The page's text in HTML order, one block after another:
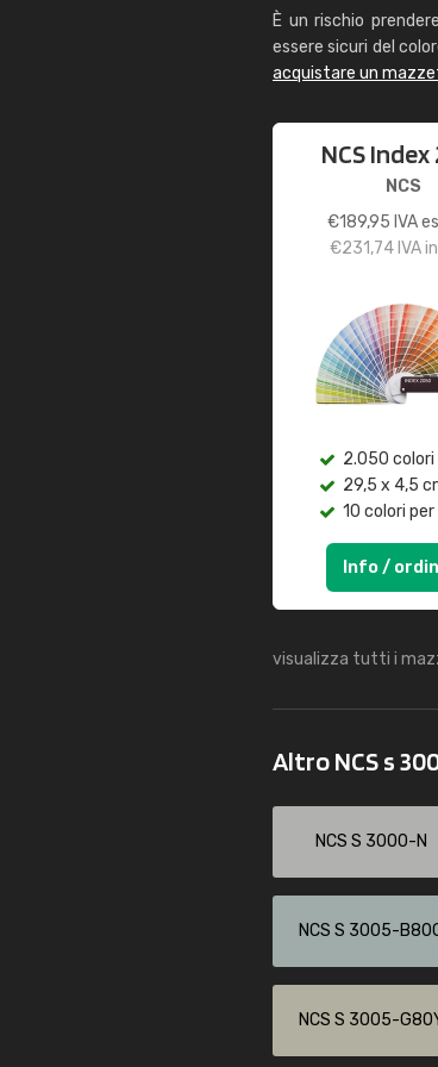
È un rischio
essere sicuri del
acquistare un
NCS Index
NCS
€189,95 IVA
€231,74IVA
2.050 colori
29,5 x 4,5
10 colori per
Info /
visualizza tutti i
Altro NCS s
NCS S 3000-N
NCS S 3005-
NCS S 3005-